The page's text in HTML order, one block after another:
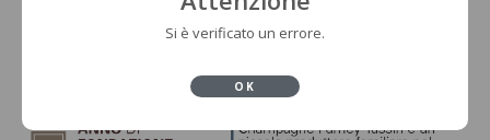
Si è verificato un errore.
OK